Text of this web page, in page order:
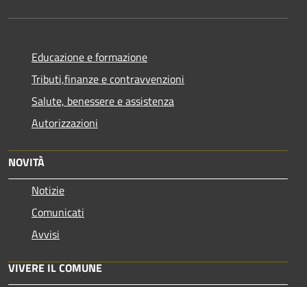
Educazione e formazione
Tributi,finanze e contravvenzioni
Salute, benessere e assistenza
Autorizzazioni
NOVITÀ
Notizie
Comunicati
Avvisi
VIVERE IL COMUNE